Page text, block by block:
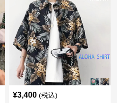
¥3,400 (税込)